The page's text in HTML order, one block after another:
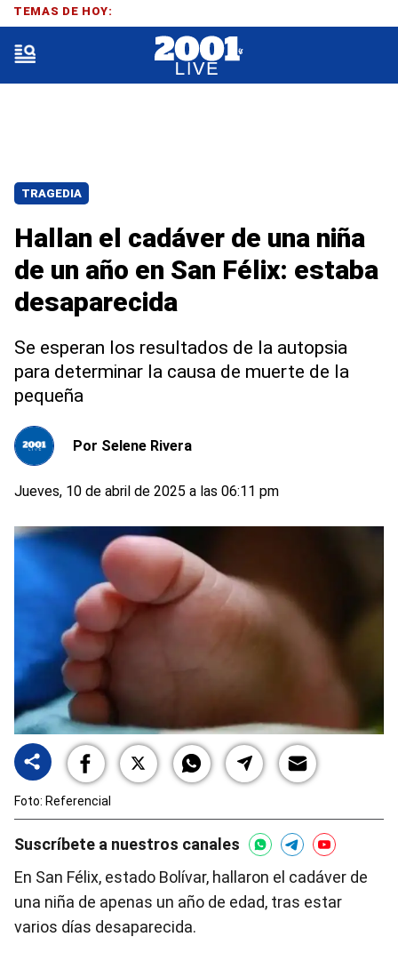
TRAGEDIA
Hallan el cadáver de una niña
de un año en San Félix: estaba
desaparecida
Se esperan los resultados de la autopsia
para determinar la causa de muerte de la
pequeña
Por Selene Rivera
Jueves, 10 de abril de 2025 a las 06:11 pm
Foto: Referencial
Suscríbete a nuestros canales
En San Félix, estado Bolívar, hallaron el cadáver de
una niña de apenas un año de edad, tras estar
varios días desaparecida.
TEMAS DE HOY: